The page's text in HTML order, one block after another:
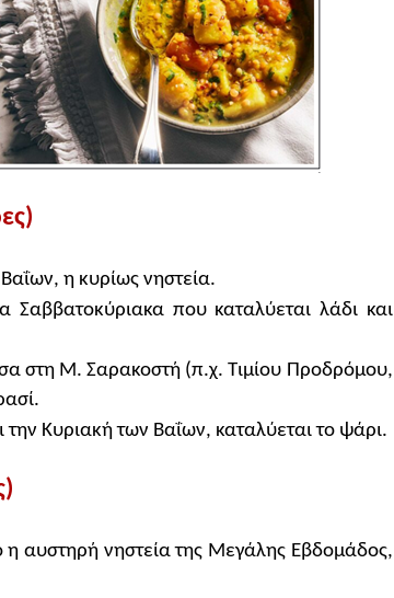
η κυρίως νηστεία.
που καταλύεται λάδι και
στη Μ. Σαρακοστή (π.χ. Τιμίου Προδρόμου,
Κυριακή των Βαΐων, καταλύεται το ψάρι.
αυστηρή νηστεία της Μεγάλης Εβδομάδος,